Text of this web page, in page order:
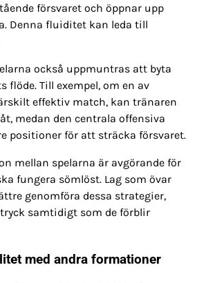
försvaret och öppnar upp
Denna fluiditet kan leda till
också uppmuntras att byta
flöde. Till exempel, om en av
effektiv match, kan tränaren
medan den centrala offensiva
positioner för att sträcka försvaret.
mellan spelarna är avgörande för
fungera sömlöst. Lag som övar
genomföra dessa strategier,
samtidigt som de förblir
med andra formationer